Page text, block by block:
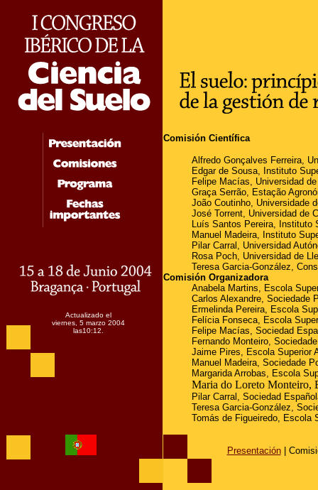
Comisión Científica
Alfredo Gonçalves Ferreira,
Edgar de Sousa, Instituto
Felipe Macías, Universidad
Graça Serrão, Estação
João Coutinho, Universidade
José Torrent, Universidad de
Luís Santos Pereira, Instituto
Manuel Madeira, Instituto
Pilar Carral, Universidad
Rosa Poch, Universidad de
Teresa Garcia-González,
Comisión Organizadora
Anabela Martins, Escola
Carlos Alexandre, Sociedade
Ermelinda Pereira, Escola
Felícia Fonseca, Escola
Felipe Macías, Sociedad
Fernando Monteiro,
Jaime Pires, Escola Superior
Manuel Madeira, Sociedade
Margarida Arrobas, Escola
Maria do Loreto Monteiro,
Pilar Carral, Sociedad
Teresa Garcia-González,
Tomás de Figueiredo, Escola
Actualizado el
viernes, 5 marzo 2004
las10:12
Presentación|